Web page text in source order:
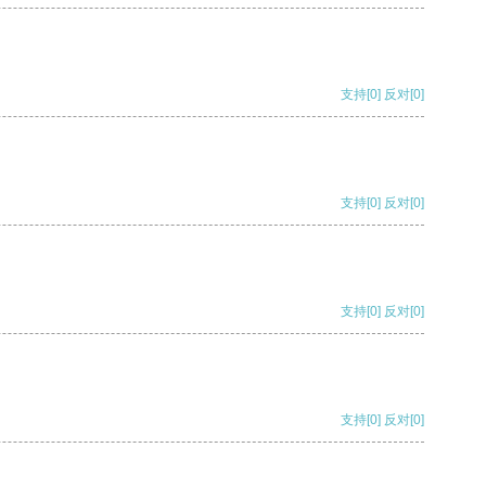
支持[0] 反对[0]
支持[0] 反对[0]
支持[0] 反对[0]
支持[0] 反对[0]